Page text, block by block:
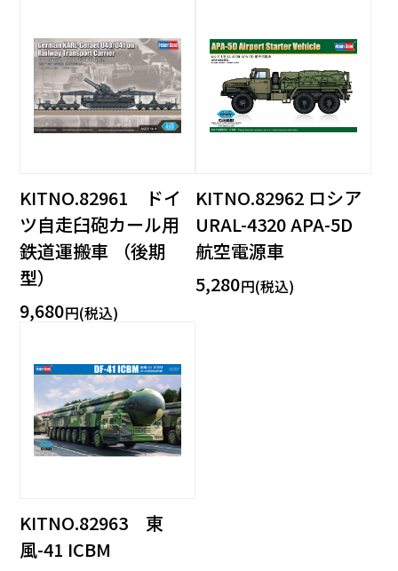
KITNO.82961 ドイ
ツ自走臼砲カール用
鉄道運搬車 （後期
型）
9,680円(税込)
KITNO.82962 ロシア
URAL-4320 APA-5D
航空電源車
5,280円(税込)
KITNO.82963 東
風-41 ICBM